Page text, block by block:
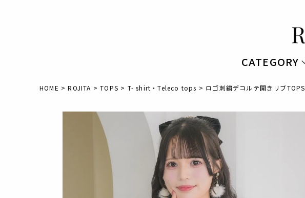
CATEGORY
HOME ROJITA TOPS T- shirt・Teleco tops ロゴ刺繍デコルテ開きリブTOPS